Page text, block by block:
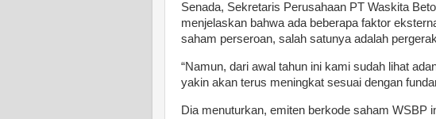
Senada, Sekretaris Perusahaan PT Waskita
menjelaskan bahwa ada beberapa faktor
saham perseroan, salah satunya adalah
“Namun, dari awal tahun ini kami sudah lihat
yakin akan terus meningkat sesuai dengan
Dia menuturkan, emiten berkode saham WSBP